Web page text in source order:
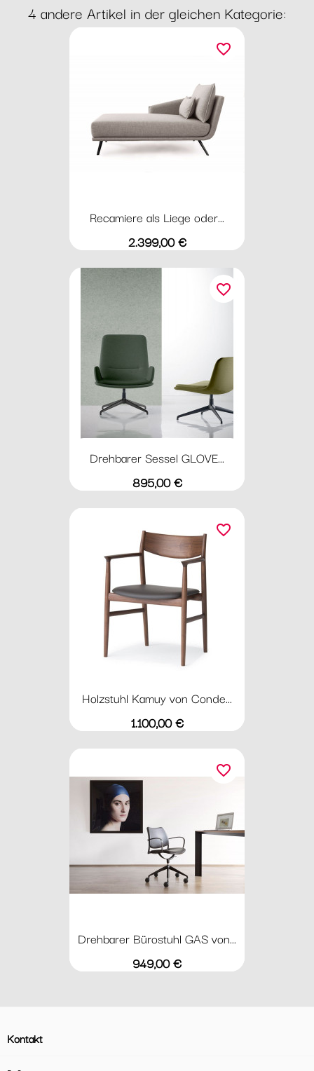
4 andere Artikel in der gleichen Kategorie:
Recamiere als Liege oder...
Preis
2.399,00 €
favorite_border
Drehbarer Sessel GLOVE...
Preis
895,00 €
favorite_border
Holzstuhl Kamuy von Conde...
Preis
1.100,00 €
favorite_border
Drehbarer Bürostuhl GAS von...
Preis
949,00 €
favorite_border
Kontakt